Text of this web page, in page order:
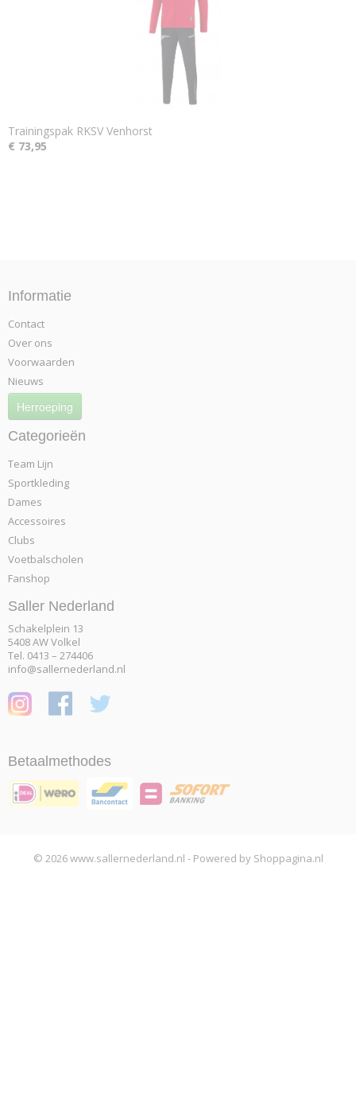
Trainingspak RKSV Venhorst
€ 73,95
Informatie
Contact
Over ons
Voorwaarden
Nieuws
Herroeping
Categorieën
Team Lijn
Sportkleding
Dames
Accessoires
Clubs
Voetbalscholen
Fanshop
Saller Nederland
Schakelplein 13
5408 AW Volkel
Tel. 0413 – 274406
info@sallernederland.nl
Betaalmethodes
© 2026 www.sallernederland.nl - Powered by Shoppagina.nl